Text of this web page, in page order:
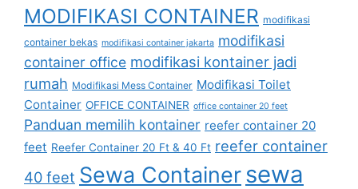
MODIFIKASI CONTAINER modifikasi
container bekas modifikasi container jakarta modifikasi
container office modifikasi kontainer jadi
rumah Modifikasi Mess Container Modifikasi Toilet
Container OFFICE CONTAINER office container 20 feet
Panduan memilih kontainer reefer container 20
feet Reefer Container 20 Ft & 40 Ft reefer container
40 feet Sewa Containersewa